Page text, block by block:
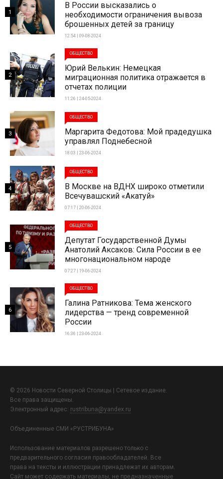
В России высказались о
необходимости ограничения вывоза
брошенных детей за границу
12:54 | 09-08-2024
1
ОБЩЕСТВО
Юрий Велькин: Немецкая
миграционная политика отражается в
отчетах полиции
11:26 | 24-05-2024
2
ОБЩЕСТВО
Маргарита Федотова: Мой прадедушка
управлял Поднебесной
18:03 | 23-06-2024
3
ОБЩЕСТВО
В Москве на ВДНХ широко отметили
Всечувашский «Акатуй»
07:17 | 20-06-2024
4
ОБЩЕСТВО
Депутат Государственной Думы
Анатолий Аксаков: Сила России в ее
многонациональном народе
07:27 | 19-06-2024
5
ОБЩЕСТВО
Галина Ратникова: Тема женского
лидерства — тренд современной
России
16:36 | 23-06-2024
6
© 2026 Новости Северной Столицы | Сетевое издание.
Все права защищены.
Электронный адрес: rustribuna@yandex.ru
Объединенные СМИ «РУСТРИБУНА»
Использование материалов разрешено только с
предварительного согласия правообладателей. Все
права на тексты и иллюстрации принадлежат их авторам.
Сайт может содержать материалы, не предназначенные